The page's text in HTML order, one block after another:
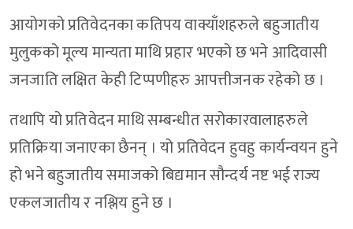
आयोगको प्रतिवेदनका कतिपय वाक्याँशहरुले बहुजातीय
मुलुकको मूल्य मान्यता माथि प्रहार भएको छ भने आदिवासी
जनजाति लक्षित केही टिप्पणीहरु आपत्तीजनक रहेको छ ।
तथापि यो प्रतिवेदन माथि सम्बन्धीत सरोकारवालाहरुले
प्रतिक्रिया जनाएका छैनन् । यो प्रतिवेदन हुवहु कार्यन्वयन हुने
हो भने बहुजातीय समाजको बिद्यमान सौन्दर्य नष्ट भई राज्य
एकलजातीय र नश्लिय हुने छ ।